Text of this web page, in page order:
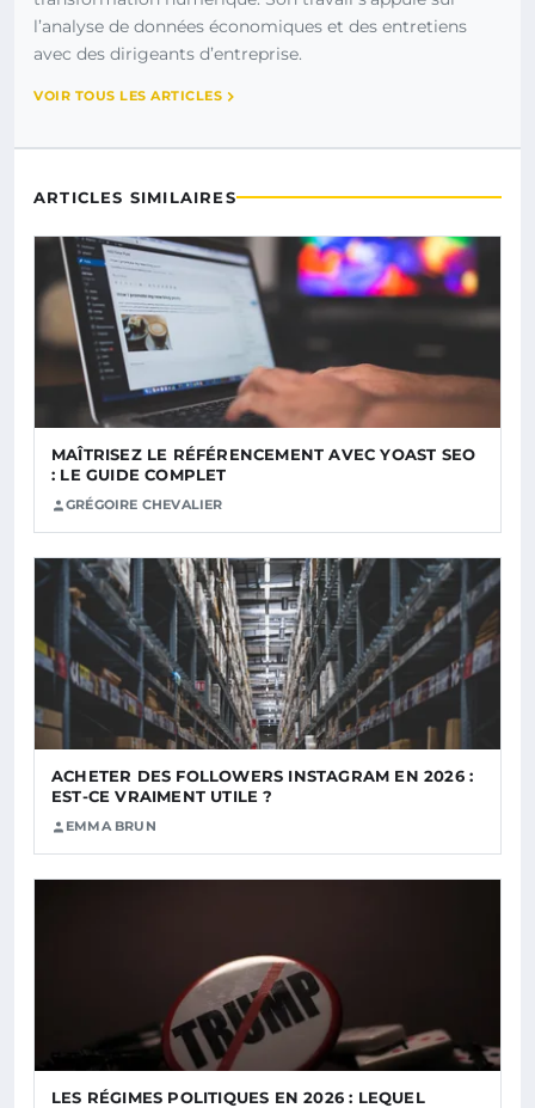
l’analyse de données économiques et des entretiens
avec des dirigeants d’entreprise.
VOIR TOUS LES ARTICLES
ARTICLES SIMILAIRES
MAÎTRISEZ LE RÉFÉRENCEMENT AVEC YOAST SEO
: LE GUIDE COMPLET
GRÉGOIRE CHEVALIER
ACHETER DES FOLLOWERS INSTAGRAM EN 2026 :
EST-CE VRAIMENT UTILE ?
EMMA BRUN
LES RÉGIMES POLITIQUES EN 2026 : LEQUEL